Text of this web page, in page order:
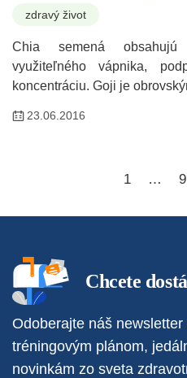
zdravý život
Chia semená
využiteľného vápnika,
koncentráciu. Goji je
23.06.2016
1 … 9
Chcete
Odoberajte náš
tréningovým plánom,
novinkám zo sveta